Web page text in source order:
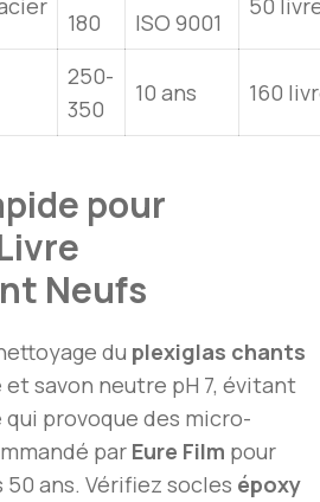
180
ISO 9001
50
250-
350
10 ans 160
pour
Neufs
du plexiglas chants
savon neutre pH 7, évitant
qui provoque des micro-
par Eure Film pour
ans. Vérifiez socles époxy